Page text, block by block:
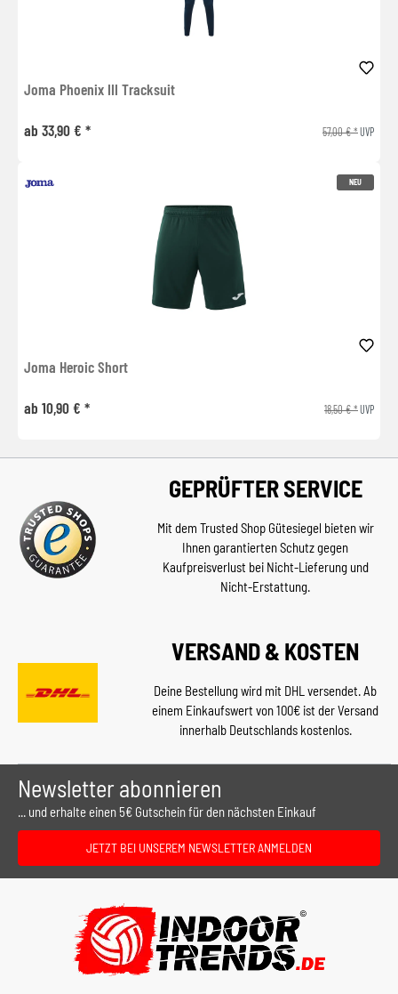
Joma Phoenix III Tracksuit
ab 33,90 € * 57,00 € *UVP
NEU
Joma Heroic Short
ab 10,90 € * 18,50 € *UVP
GEPRÜFTER SERVICE
Mit dem Trusted Shop Gütesiegel bieten wir
Ihnen garantierten Schutz gegen
Kaufpreisverlust bei Nicht-Lieferung und
Nicht-Erstattung.
VERSAND & KOSTEN
Deine Bestellung wird mit DHL versendet. Ab
einem Einkaufswert von 100€ ist der Versand
innerhalb Deutschlands kostenlos.
Newsletter abonnieren
... und erhalte einen 5€ Gutschein für den nächsten Einkauf
JETZT BEI UNSEREM NEWSLETTER ANMELDEN